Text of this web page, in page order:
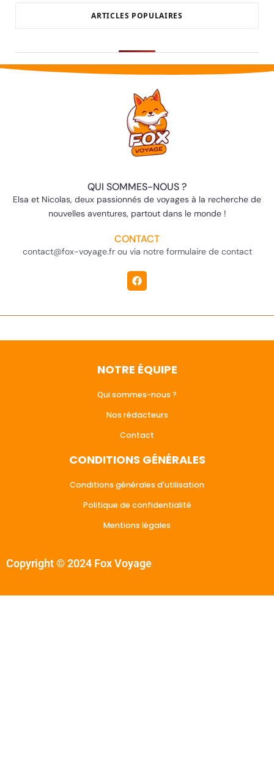
ARTICLES POPULAIRES
QUI SOMMES-NOUS ?
Elsa et Nicolas, deux passionnés de voyages à la recherche de
nouvelles aventures, partout dans le monde !
CONTACT
contact@fox-voyage.fr ou via notre formulaire de contact
NOTRE ÉQUIPE
Qui sommes-nous ?
Nos rédacteurs
Contact
CONDITIONS GÉNÉRALES
Conditions générales d'utilisation
Politique de confidentialité
Mentions légales
Copyright © 2024 Fox Voyage